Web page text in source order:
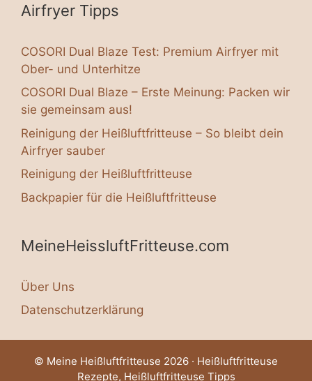
Airfryer Tipps
COSORI Dual Blaze Test: Premium Airfryer mit
Ober- und Unterhitze
COSORI Dual Blaze – Erste Meinung: Packen wir
sie gemeinsam aus!
Reinigung der Heißluftfritteuse – So bleibt dein
Airfryer sauber
Reinigung der Heißluftfritteuse
Backpapier für die Heißluftfritteuse
MeineHeissluftFritteuse.com
Über Uns
Datenschutzerklärung
© Meine Heißluftfritteuse 2026 · Heißluftfritteuse
Rezepte, Heißluftfritteuse Tipps